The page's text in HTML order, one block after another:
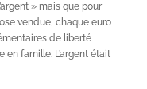
» mais que pour
vendue, chaque euro
de liberté
famille. L’argent était